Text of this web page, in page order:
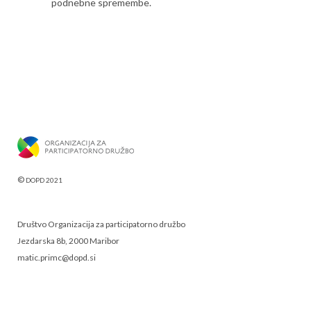
© DOPD 2021
Društvo Organizacija za participatorno družbo
Jezdarska 8b, 2000 Maribor
matic.primc@dopd.si